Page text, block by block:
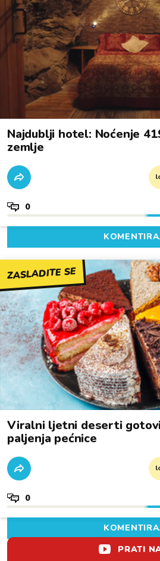
Najdublji hotel: Noćenje
zemlje
0
ZASLADITE SE
Viralni ljetni deserti
paljenja pećnice
0
PRATI